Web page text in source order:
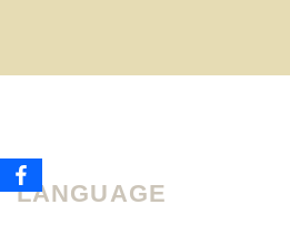
LANGUAGE